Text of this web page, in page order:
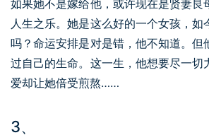
如果她不是嫁给他，或许现在是贤妻良
人生之乐。她是这么好的一个女孩，如
吗？命运安排是对是错，他不知道。但
过自己的生命。这一生，他想要尽一切
爱却让她倍受煎熬……
3、